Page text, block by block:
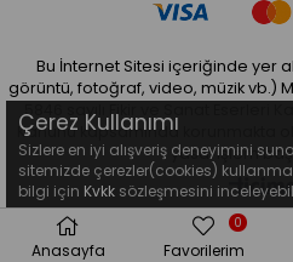
Bu İnternet Sitesi içeriğinde yer
görüntü, fotoğraf, video, müzik vb.)
5846 sayılı Fikir ve Sanat Eserleri
Kanunu kapsamında korunmakta
yasal işlem
Çerez Kullanımı
Sizlere en iyi alışveriş deneyimini
sitemizde çerezler(cookies)
bilgi için Kvkk sözleşmesini
Anasayfa Favorilerim
0